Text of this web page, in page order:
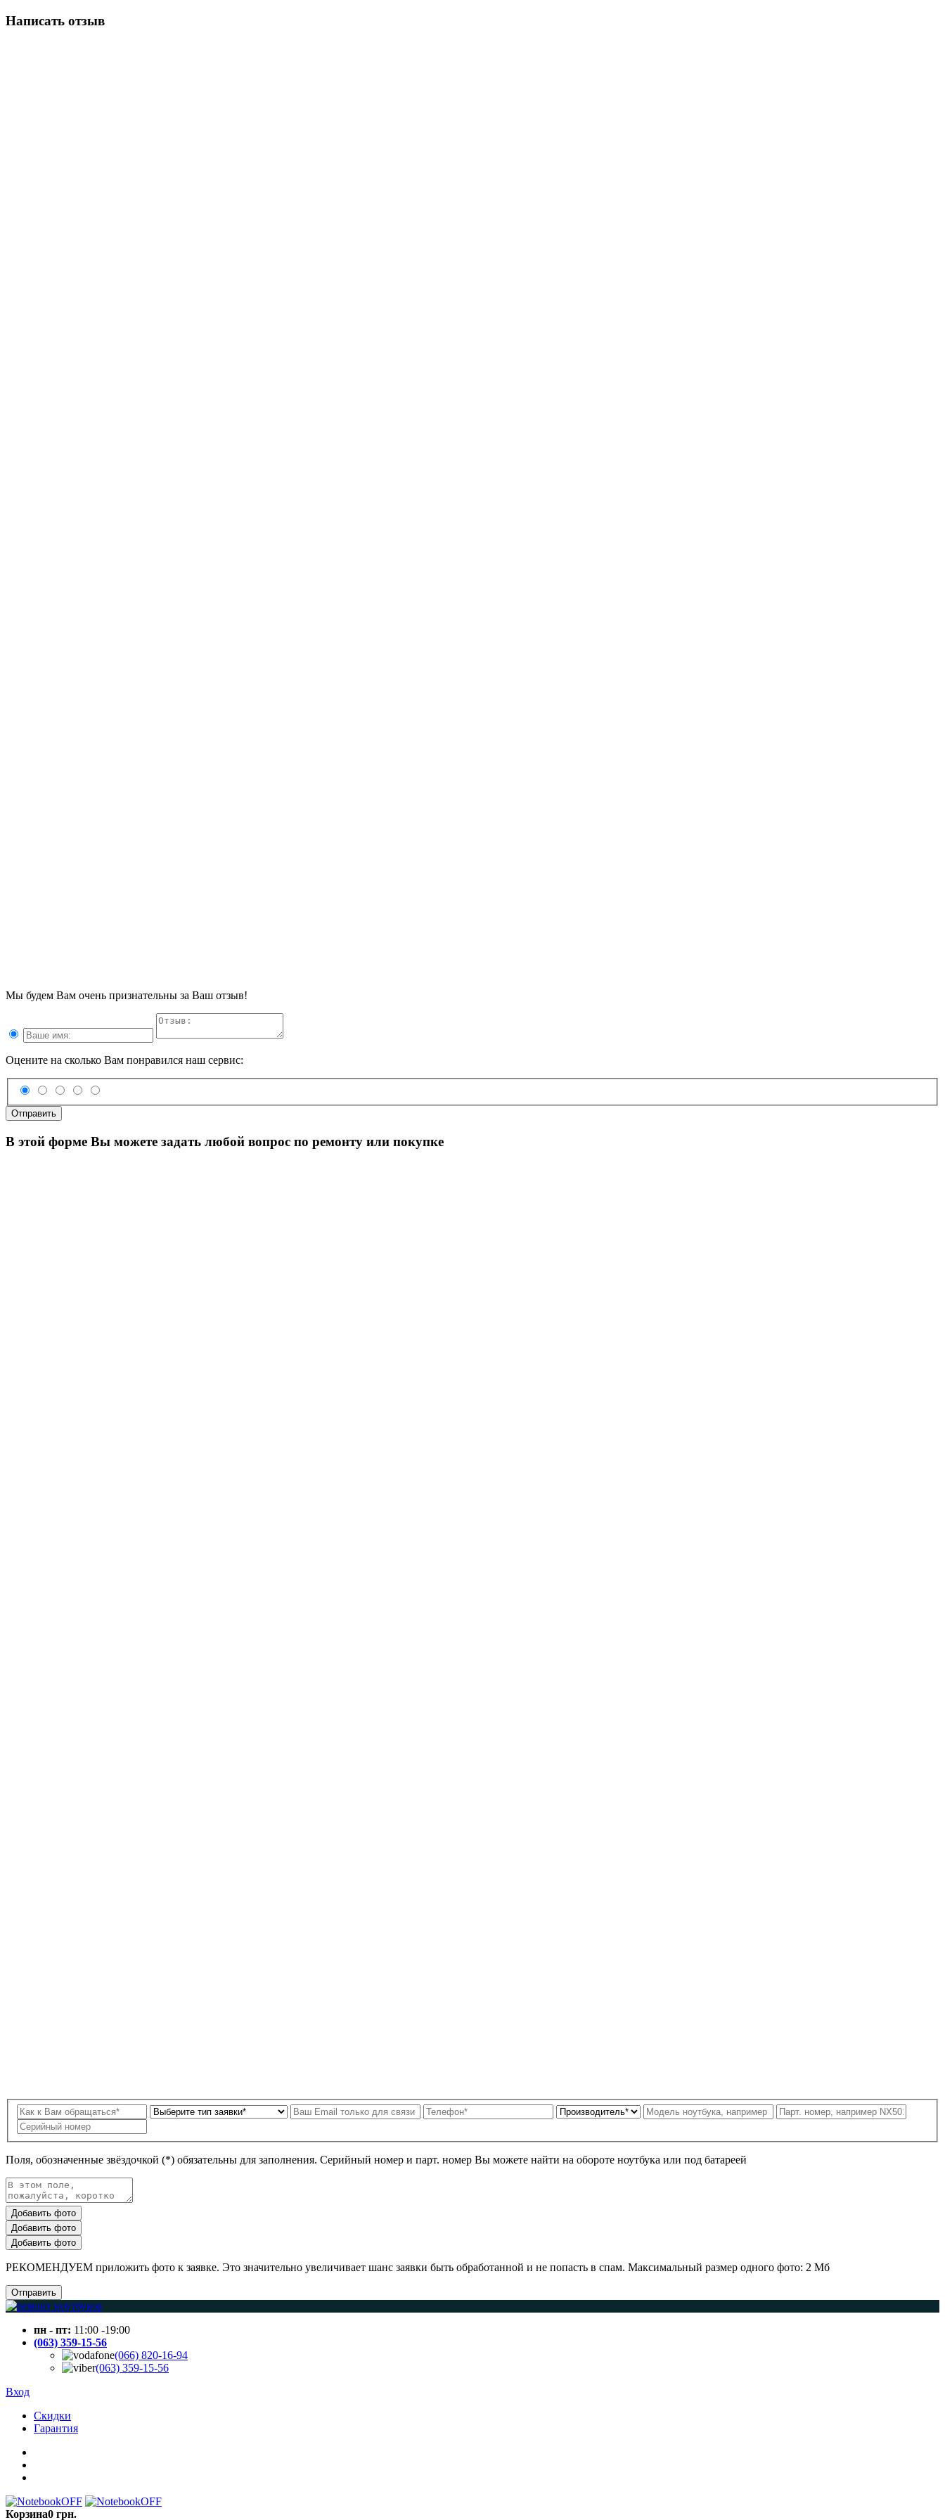
Написать отзыв
Мы будем Вам очень признательны за Ваш отзыв!
Оцените на сколько Вам понравился наш сервис:
Отправить
В этой форме Вы можете задать любой вопрос по ремонту или покупке
Поля, обозначенные звёздочкой (*) обязательны для заполнения. Серийный номер и парт. номер Вы можете найти на обороте ноутбука или под батареей
Добавить фото
Добавить фото
Добавить фото
РЕКОМЕНДУЕМ приложить фото к заявке. Это значительно увеличивает шанс заявки быть обработанной и не попасть в спам. Максимальный размер одного фото: 2 Мб
Отправить
пн - пт: 11:00 -19:00
(063) 359-15-56
(066) 820-16-94
(063) 359-15-56
Вход
Скидки
Гарантия
Корзина0 грн.